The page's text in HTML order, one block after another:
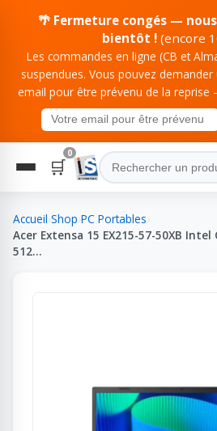
🌴 Fermeture congés —
bientôt ! (encore
Les commandes en ligne (CB et
suspendues. Vous pouvez
email pour être prévenu de la reprise
🛒
0
Accueil Shop PC Portables
Acer Extensa 15 EX215-57-50XB
512…